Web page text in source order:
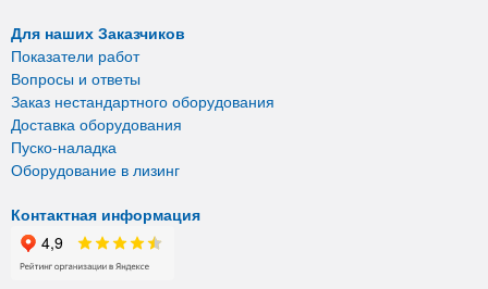
Для наших Заказчиков
Показатели работ
Вопросы и ответы
Заказ нестандартного оборудования
Доставка оборудования
Пуско-наладка
Оборудование в лизинг
Контактная информация